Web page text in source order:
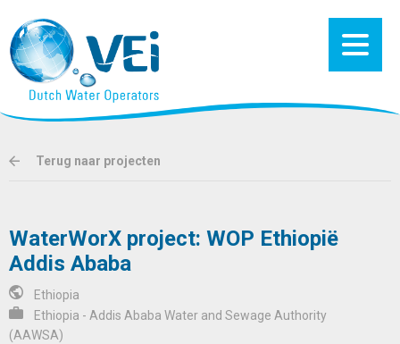
Terug naar projecten
WaterWorX project: WOP Ethiopië
Addis Ababa
Ethiopia
Ethiopia - Addis Ababa Water and Sewage Authority
(AAWSA)